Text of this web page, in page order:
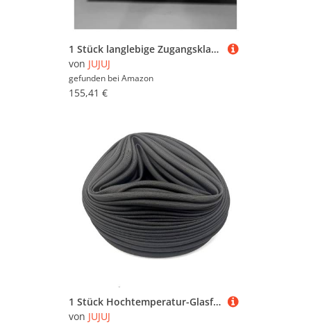
1 Stück langlebige Zugangsklappe aus Edelstahl mit Drehverschluss | Einfach zu installierende Inspektionstür for die Wartung(14x22in)
von JUJUJ
gefunden bei Amazon
155,41 €
1 Stück Hochtemperatur-Glasfaser-Geflechtschlauch, 20 m – 600 °C, Isolierhülle for Kabel, Drähte und den Einsatz im Automobilbereich – 1–30 mm(2mm)
von JUJUJ